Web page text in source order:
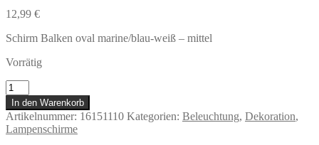
12,99 €
Schirm Balken oval marine/blau-weiß – mittel
Vorrätig
Schirm
Balken
oval
marine/blau-
weiß
In den Warenkorb
Artikelnummer: 16151110 Kategorien: Beleuchtung, Dekoration,
Lampenschirme